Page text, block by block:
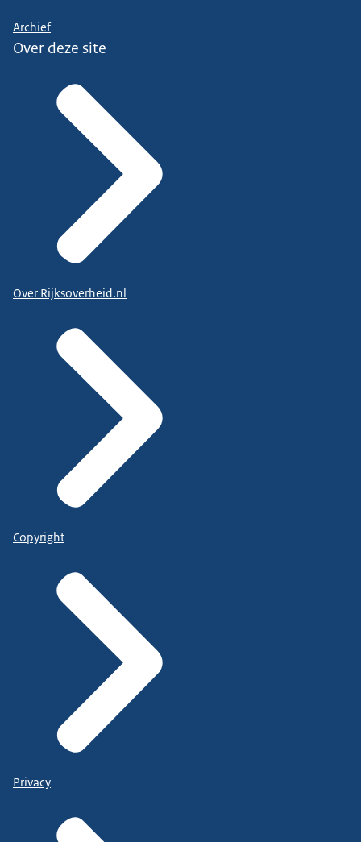
Archief
Over deze site
Over Rijksoverheid.nl
Copyright
Privacy